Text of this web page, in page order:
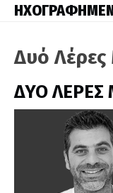
Δυό
ΔΥΟ